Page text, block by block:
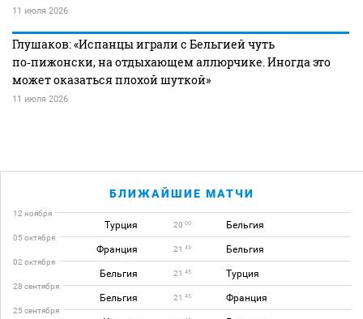
11 июля 2026
Глушаков: «Испанцы играли с Бельгией чуть
по‑пижонски, на отдыхающем аллюрчике. Иногда это
может оказаться плохой шуткой»
11 июля 2026
БЛИЖАЙШИЕ МАТЧИ
12 ноября
Турция 20 00 Бельгия
05 октября
Франция 21 45 Бельгия
02 октября
Бельгия 21 45 Турция
28 сентября
Бельгия 21 45 Франция
25 сентября